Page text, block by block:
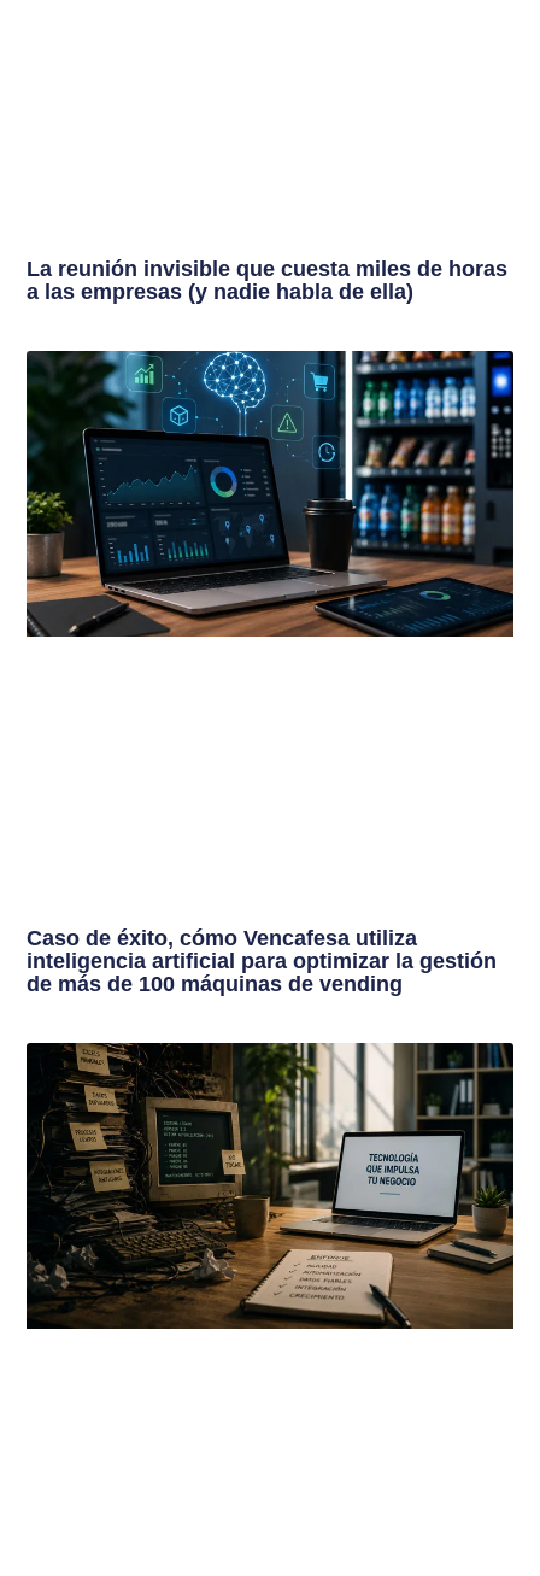
La reunión invisible que cuesta miles de horas
a las empresas (y nadie habla de ella)
Caso de éxito, cómo Vencafesa utiliza
inteligencia artificial para optimizar la gestión
de más de 100 máquinas de vending